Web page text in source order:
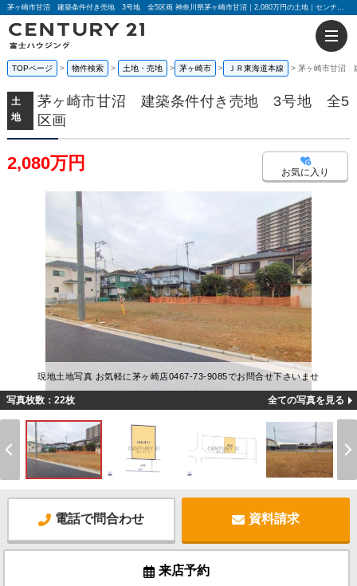
茅ヶ崎市甘沼 建築条件付き売地 3号地 全5区画 神奈川県茅ヶ崎市甘沼｜2,080万円の土地｜センチュリー21富士ハウジング
TOPページ 物件検索 土地・売地 茅ヶ崎市 ＪＲ東海道本線 茅ヶ崎市甘沼
土
地
茅ヶ崎市甘沼 建築条件付き売地 3号地 全5
区画
2,080万円 お気に入り
現地土地写真 お気軽に茅ヶ崎店0467-73-9085でお問合せ下さいませ
写真枚数：22枚 全ての写真を見る
電話で問合わせ 資料請求
来店予約